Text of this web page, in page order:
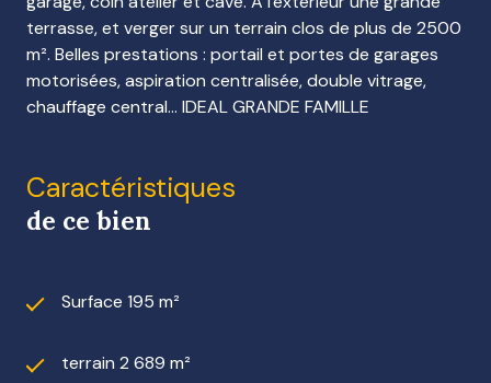
terrasse, et verger sur un terrain clos de plus de 2500
m². Belles prestations : portail et portes de garages
motorisées, aspiration centralisée, double vitrage,
chauffage central... IDEAL GRANDE FAMILLE
Caractéristiques
de ce bien
Surface 195 m²
terrain 2 689 m²